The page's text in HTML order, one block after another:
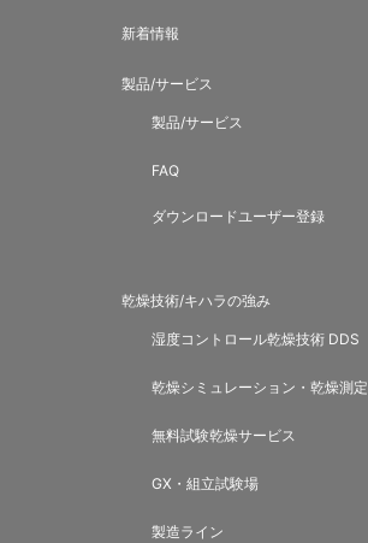
新着情報
製品/サービス
製品/サービス
FAQ
ダウンロードユーザー登録
乾燥技術/キハラの強み
湿度コントロール乾燥技術 DDS
乾燥シミュレーション・乾燥測定
無料試験乾燥サービス
GX・組立試験場
製造ライン